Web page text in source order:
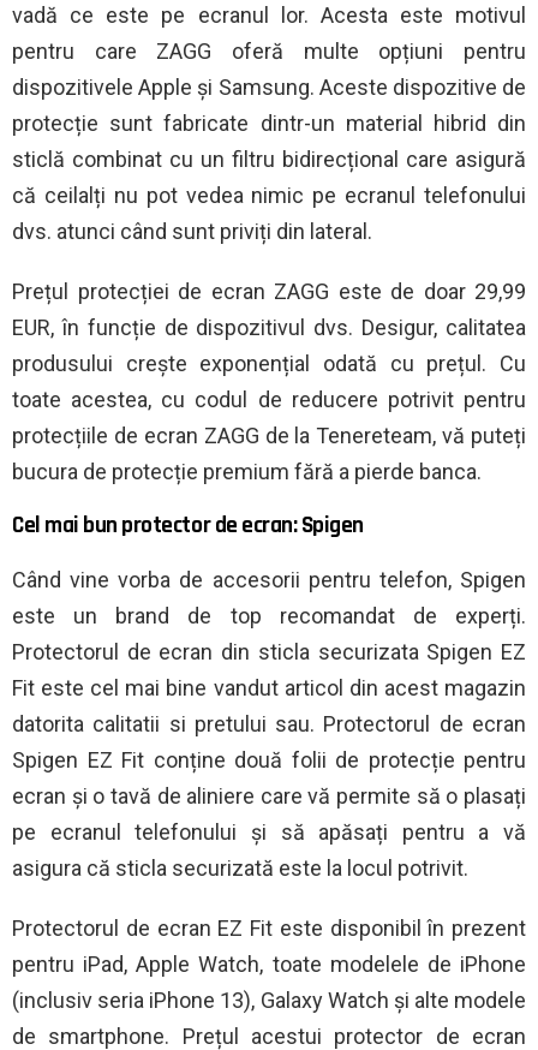
vadă ce este pe ecranul lor. Acesta este motivul
pentru care ZAGG oferă multe opțiuni pentru
dispozitivele Apple și Samsung. Aceste dispozitive de
protecție sunt fabricate dintr-un material hibrid din
sticlă combinat cu un filtru bidirecțional care asigură
că ceilalți nu pot vedea nimic pe ecranul telefonului
dvs. atunci când sunt priviți din lateral.
Prețul protecției de ecran ZAGG este de doar 29,99
EUR, în funcție de dispozitivul dvs. Desigur, calitatea
produsului crește exponențial odată cu prețul. Cu
toate acestea, cu codul de reducere potrivit pentru
protecțiile de ecran ZAGG de la Tenereteam, vă puteți
bucura de protecție premium fără a pierde banca.
Cel mai bun protector de ecran: Spigen
Când vine vorba de accesorii pentru telefon, Spigen
este un brand de top recomandat de experți.
Protectorul de ecran din sticla securizata Spigen EZ
Fit este cel mai bine vandut articol din acest magazin
datorita calitatii si pretului sau. Protectorul de ecran
Spigen EZ Fit conține două folii de protecție pentru
ecran și o tavă de aliniere care vă permite să o plasați
pe ecranul telefonului și să apăsați pentru a vă
asigura că sticla securizată este la locul potrivit.
Protectorul de ecran EZ Fit este disponibil în prezent
pentru iPad, Apple Watch, toate modelele de iPhone
(inclusiv seria iPhone 13), Galaxy Watch și alte modele
de smartphone. Prețul acestui protector de ecran